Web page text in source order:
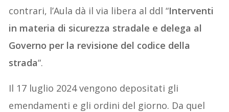
contrari, l’Aula dà il via libera al ddl “Interventi
in materia di sicurezza stradale e delega al
Governo per la revisione del codice della
strada“.
Il 17 luglio 2024 vengono depositati gli
emendamenti e gli ordini del giorno. Da quel